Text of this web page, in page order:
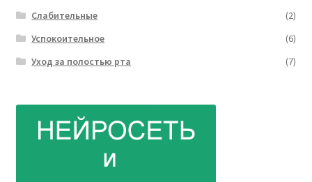
Слабительные
(2)
Успокоительное
(6)
Уход за полостью рта
(7)